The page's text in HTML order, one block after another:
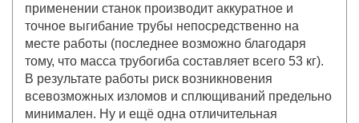
применении станок производит аккуратное и
точное выгибание трубы непосредственно на
месте работы (последнее возможно благодаря
тому, что масса трубогиба составляет всего 53 кг).
В результате работы риск возникновения
всевозможных изломов и сплющиваний предельно
минимален. Ну и ещё одна отличительная